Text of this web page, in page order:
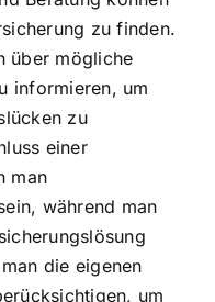
zu finden.
über mögliche
informieren, um
zu
einer
man
während man
die eigenen
um